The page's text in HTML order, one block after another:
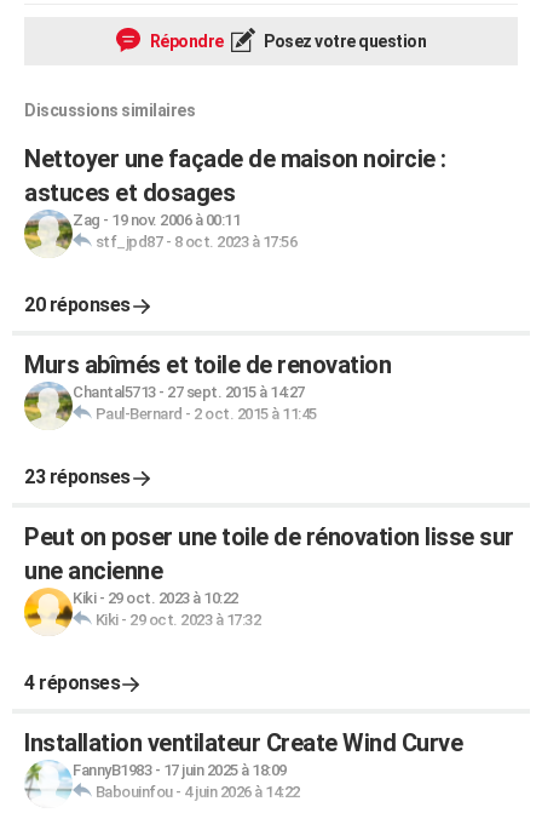
Répondre Posez votre question
Discussions similaires
Nettoyer une façade de maison noircie :
astuces et dosages
Zag - 19 nov. 2006 à 00:11
stf_jpd87- 8 oct. 2023 à 17:56
20 réponses
Murs abîmés et toile de renovation
Chantal5713- 27 sept. 2015 à 14:27
Paul-Bernard - 2 oct. 2015 à 11:45
23 réponses
Peut on poser une toile de rénovation lisse sur
une ancienne
Kiki- 29 oct. 2023 à 10:22
Kiki- 29 oct. 2023 à 17:32
4 réponses
Installation ventilateur Create Wind Curve
FannyB1983- 17 juin 2025 à 18:09
Babouinfou- 4 juin 2026 à 14:22